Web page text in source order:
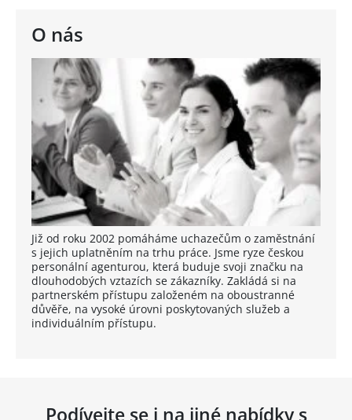
O nás
Již od roku 2002 pomáháme uchazečům o zaměstnání
s jejich uplatněním na trhu práce. Jsme ryze českou
personální agenturou, která buduje svoji značku na
dlouhodobých vztazích se zákazníky. Zakládá si na
partnerském přístupu založeném na oboustranné
důvěře, na vysoké úrovni poskytovaných služeb a
individuálním přístupu.
Podívejte se i na jiné nabídky s